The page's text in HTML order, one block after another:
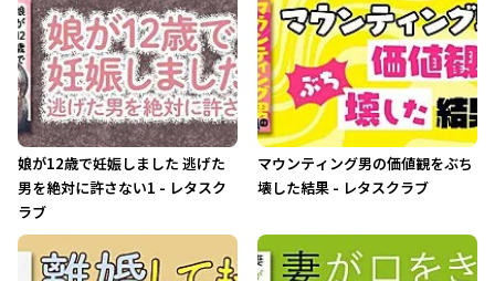
娘が12歳で妊娠しました 逃げた
男を絶対に許さない1 - レタスク
ラブ
マウンティング男の価値観をぶち
壊した結果 - レタスクラブ